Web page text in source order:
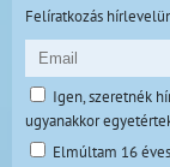
Felíratkozás
Igen, szeretnék
ugyanakkor
Elmúltam 16 éves